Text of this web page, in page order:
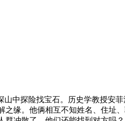
中探险找宝石。历史学教授安
缘。他俩相互不知姓名、住址